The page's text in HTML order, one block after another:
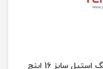
گسکت اسپیرال وند گرافیتی رینگ استیل سایز 16 اینچ